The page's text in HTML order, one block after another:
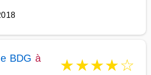
BDG à
★★★★☆